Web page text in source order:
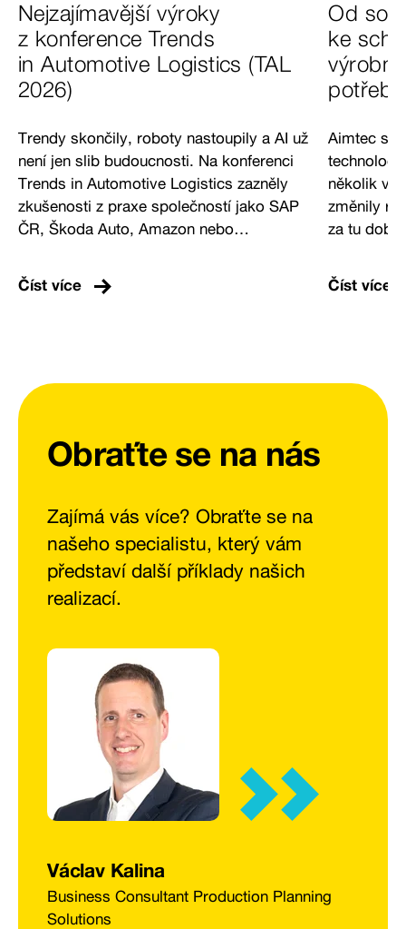
Nejzajímavější výroky
z konference Trends
in Automotive Logistics (TAL
2026)
Trendy skončily, roboty nastoupily a AI už
není jen slib budoucnosti. Na konferenci
Trends in Automotive Logistics zazněly
zkušenosti z praxe společností jako SAP
ČR, Škoda Auto, Amazon nebo
přes řízení komplexní výroby až po
automatizaci logistických procesů. Vybrali
systémy, které obstojí i v nejistém
prostředí.
Číst více
Od
ke
výrobní
Aimtec
několik
změnily
za tu
Kam se
logistiky,
Číst více
Obraťte se na nás
Zajímá vás více? Obraťte se na
našeho specialistu, který vám
představí další příklady našich
realizací.
Václav Kalina
Business Consultant Production Planning
Solutions